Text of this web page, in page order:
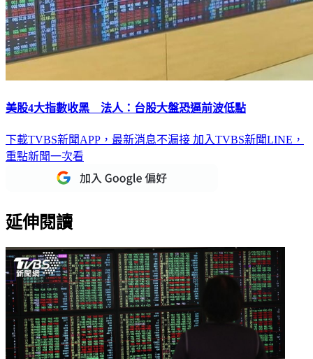
美股4大指數收黑 法人：台股大盤恐逼前波低點
下載TVBS新聞APP，最新消息不漏接 加入TVBS新聞LINE，
重點新聞一次看
延伸閱讀